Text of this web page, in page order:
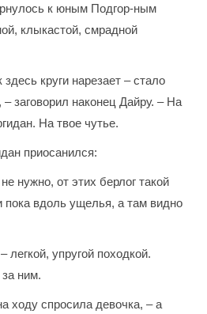
к юным Подгор-ным
клыкастой, смрадной
здесь круги нарезает – стало
заговорил наконец Дайру. – На
На твое чутье.
приосанился:
нужно, от этих берлог такой
вдоль ущелья, а там видно
упругой походкой.
ним.
ходу спросила девочка, – а